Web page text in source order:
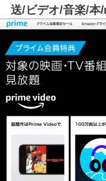
送/ビデオ/音楽/本/